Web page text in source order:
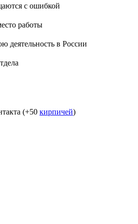
с ошибкой
работы
деятельность в России
(+50 кирпичей)